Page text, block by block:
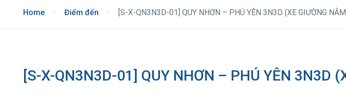
Home Điểm đến [S-X-QN3N3D-01] QUY NHƠN – PHÚ YÊN 3N3D (XE GIƯỜNG
[S-X-QN3N3D-01] QUY NHƠN – PHÚ YÊN 3N3D